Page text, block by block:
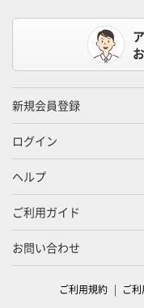
新規会員登録
ログイン
ヘルプ
ご利用ガイド
お問い合わせ
ご利用規約 ご